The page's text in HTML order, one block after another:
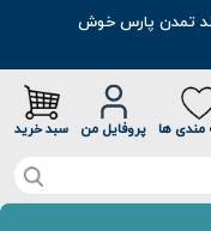
تمدن پارس خوش
مندی ها پروفایل من سبد خرید